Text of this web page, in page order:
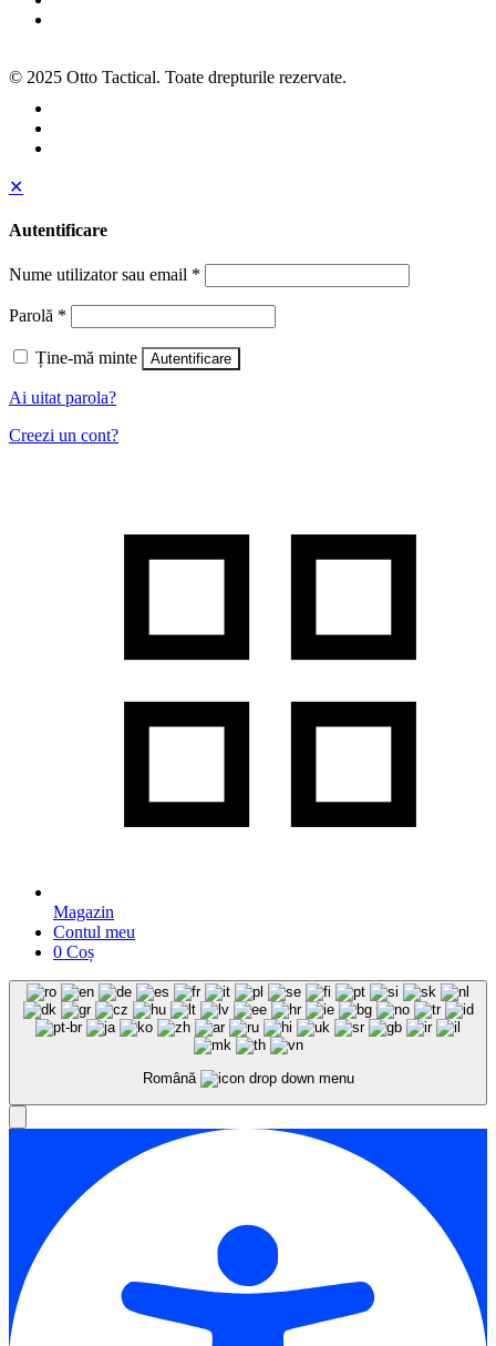
© 2025 Otto Tactical. Toate drepturile rezervate.
✕
Autentificare
Nume utilizator sau email *
Parolă *
Ține-mă minte Autentificare
Ai uitat parola?
Creezi un cont?
Magazin
Contul meu
0 Coș
Română